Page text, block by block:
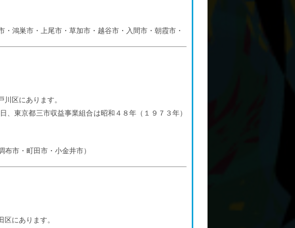
鴻巣市・上尾市・草加市・越谷市・入間市・朝霞市・
区にあります。
東京都三市収益事業組合は昭和４８年（１９７３年）
市・町田市・小金井市）
にあります。